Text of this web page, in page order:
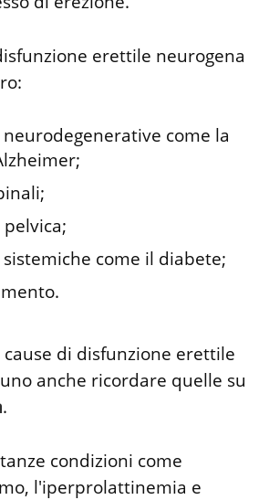
erettile neurogena
neurodegenerative come la
sistemiche come il diabete;
di disfunzione erettile
anche ricordare quelle su
.
condizioni come
l'iperprolattinemia e